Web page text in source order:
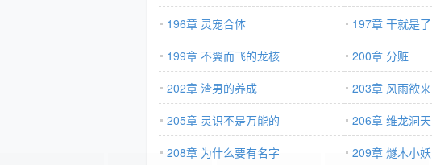
196章 灵宠合体
197章 干就是了
199章 不翼而飞的龙核
200章 分赃
202章 渣男的养成
203章 风雨欲来
205章 灵识不是万能的
206章 维龙洞天
208章 为什么要有名字
209章 燧木小妖